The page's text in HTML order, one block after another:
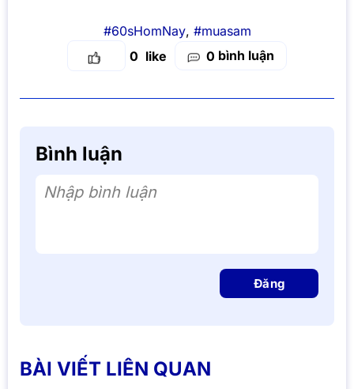
#60sHomNay, #muasam
0
0 bình luận
Bình luận
Nhập bình luận
Đăng
BÀI VIẾT LIÊN QUAN